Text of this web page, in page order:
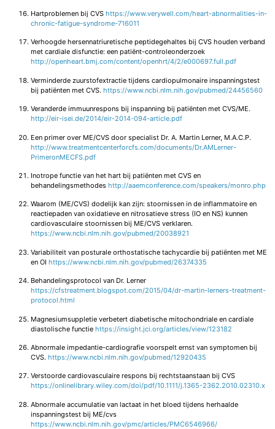
Hartproblemen bij CVS https://www.verywell.com/heart-abnormalities-in-
chronic-fatigue-syndrome-716011
Verhoogde hersennatriuretische peptidegehaltes bij CVS houden verband
met cardiale disfunctie: een patiënt-controleonderzoek
http://openheart.bmj.com/content/openhrt/4/2/e000697.full.pdf
Verminderde zuurstofextractie tijdens cardiopulmonaire inspanningstest
bij patiënten met CVS. https://www.ncbi.nlm.nih.gov/pubmed/24456560
Veranderde immuunrespons bij inspanning bij patiënten met CVS/ME.
http://eir-isei.de/2014/eir-2014-094-article.pdf
Een primer over ME/CVS door specialist Dr. A. Martin Lerner, M.A.C.P.
http://www.treatmentcenterforcfs.com/documents/Dr.AMLerner-
PrimeronMECFS.pdf
Inotrope functie van het hart bij patiënten met CVS en
behandelingsmethodes http://aaemconference.com/speakers/monro.php
Waarom (ME/CVS) dodelijk kan zijn: stoornissen in de inflammatoire en
reactiepaden van oxidatieve en nitrosatieve stress (IO en NS) kunnen
cardiovasculaire stoornissen bij ME/CVS verklaren.
https://www.ncbi.nlm.nih.gov/pubmed/20038921
Variabiliteit van posturale orthostatische tachycardie bij patiënten met ME
en OI https://www.ncbi.nlm.nih.gov/pubmed/26374335
Behandelingsprotocol van Dr. Lerner
https://cfstreatment.blogspot.com/2015/04/dr-martin-lerners-treatment-
protocol.html
Magnesiumsuppletie verbetert diabetische mitochondriale en cardiale
diastolische functie https://insight.jci.org/articles/view/123182
Abnormale impedantie-cardiografie voorspelt ernst van symptomen bij
CVS. https://www.ncbi.nlm.nih.gov/pubmed/12920435
Verstoorde cardiovasculaire respons bij rechtstaanstaan bij CVS
https://onlinelibrary.wiley.com/doi/pdf/10.1111/j.1365-2362.2010.02310.x
Abnormale accumulatie van lactaat in het bloed tijdens herhaalde
inspanningstest bij ME/cvs
https://www.ncbi.nlm.nih.gov/pmc/articles/PMC6546966/